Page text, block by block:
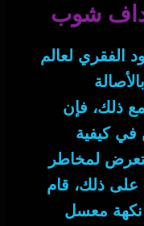
شوب
الفقري لعالم
ذلك، فإن
في كيفية
لمخاطر
على ذلك، قام
معسل